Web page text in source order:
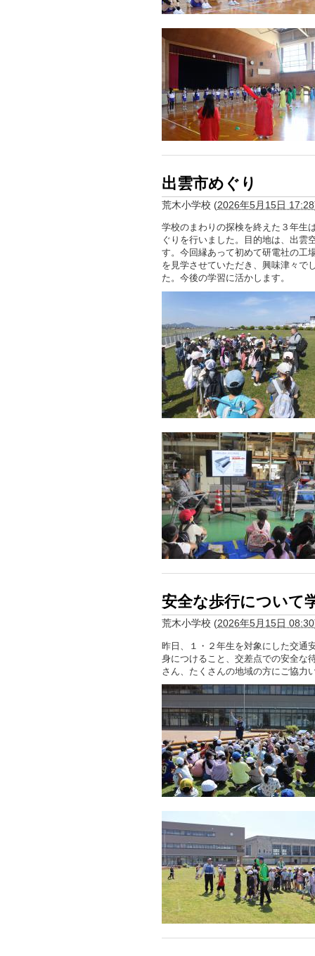
出雲市めぐり
荒木小学校 (2026年5月15日 17:28
学校のまわりの探検を終えた３年生
ぐりを行いました。目的地は、出雲
す。今回縁あって初めて研電社の工
を見学させていただき、興味津々で
た。今後の学習に活かします。
安全な歩行について
荒木小学校 (2026年5月15日 08:30
昨日、１・２年生を対象にした交通
身につけること、交差点での安全な
さん、たくさんの地域の方にご協力